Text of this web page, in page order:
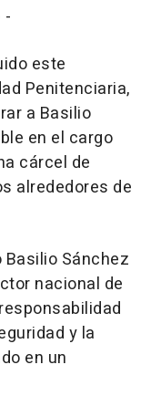
-
este
Penitenciaria,
a Basilio
en el cargo
cárcel de
alrededores de
Sánchez
nacional de
y la
en un